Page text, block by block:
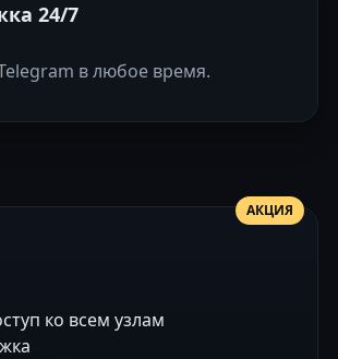
24/7
в любое время.
АКЦИЯ
ко всем узлам